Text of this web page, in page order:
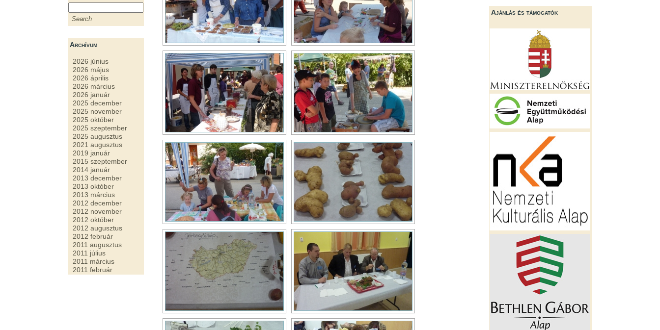
Archívum
2026 június
2026 május
2026 április
2026 március
2026 január
2025 december
2025 november
2025 október
2025 szeptember
2025 augusztus
2021 augusztus
2019 január
2015 szeptember
2014 január
2013 december
2013 október
2013 március
2012 december
2012 november
2012 október
2012 augusztus
2012 február
2011 augusztus
2011 július
2011 március
2011 február
Ajánlás és támogatók